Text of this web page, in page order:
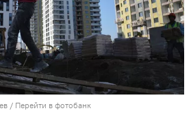
/ Перейти в фотобанк